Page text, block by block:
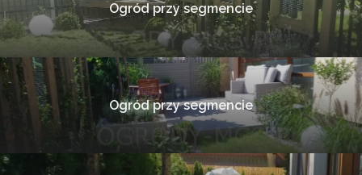
Ogród przy segmencie
Ogród przy segmencie